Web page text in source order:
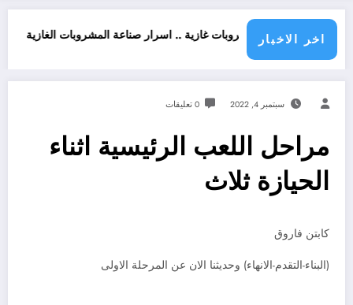
اخر الاخبار
تحذير من مشروبات غازية .. اسرار صناعة المشروبات الغازية
سبتمبر 4, 2022 0 تعليقات
مراحل اللعب الرئيسية اثناء
الحيازة ثلاث
كابتن فاروق
(البناء-التقدم-الانهاء) وحديثنا الان عن المرحلة الاولى